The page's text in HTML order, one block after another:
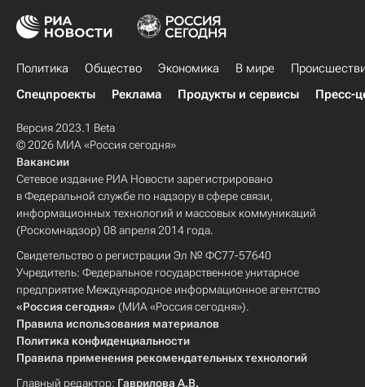
Политика Общество Экономика В мире
Спецпроекты
Реклама Продукты и сервисы Пресс-
Версия 2023.1 Beta
© 2026 МИА «Россия сегодня»
Вакансии
Сетевое издание РИА Новости зарегистрировано
в Федеральной службе по надзору в сфере связи,
информационных технологий и массовых коммуникаций
(Роскомнадзор) 08 апреля 2014 года.
Свидетельство о регистрации Эл № ФС77-57640
Учредитель: Федеральное государственное унитарное
предприятие Международное информационное агентство
«Россия сегодня» (МИА «Россия сегодня»).
Правила использования материалов
Политика конфиденциальности
Правила применения рекомендательных технологий
Главный редактор: Гаврилова А.В.